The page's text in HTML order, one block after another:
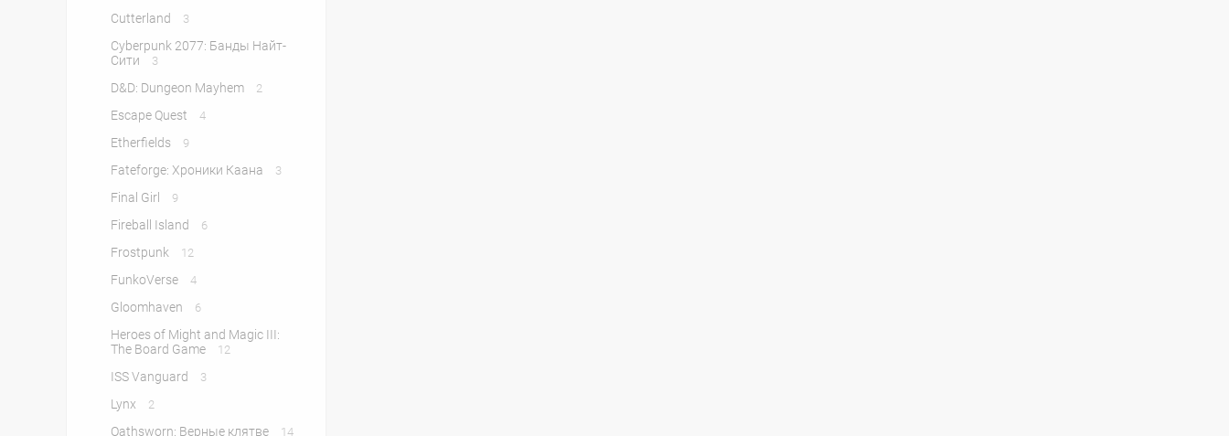
Cutterland 3
Cyberpunk 2077: Банды Найт-
Сити
3
D&D: Dungeon Mayhem 2
Escape Quest 4
Etherfields 9
Fateforge: Хроники Каана 3
Final Girl 9
Fireball Island 6
Frostpunk 12
FunkoVerse 4
Gloomhaven 6
Heroes of Might and Magic III:
The Board Game
12
ISS Vanguard 3
Lynx 2
Oathsworn: Верные клятве 14